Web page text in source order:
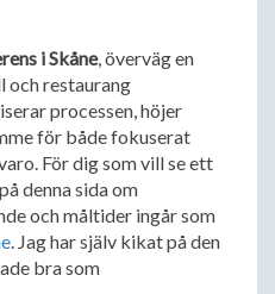
i Skåne, överväg en
och restaurang
processen, höjer
för både fokuserat
För dig som vill se ett
denna sida om
och måltider ingår som
. Jag har själv kikat på den
bra som